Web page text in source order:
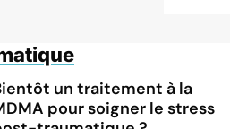
un traitement à la
pour soigner le stress